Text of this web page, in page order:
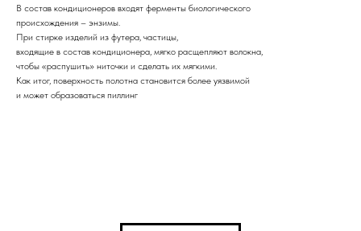
В состав кондиционеров входят ферменты биологического
происхождения – энзимы.
При стирке изделий из футера, частицы,
входящие в состав кондиционера, мягко расщепляют волокна,
чтобы «распушить» ниточки и сделать их мягкими.
Как итог, поверхность полотна становится более уязвимой
и может образоваться пиллинг